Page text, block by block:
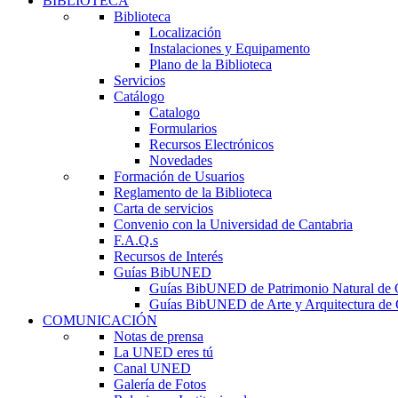
Biblioteca
Localización
Instalaciones y Equipamento
Plano de la Biblioteca
Servicios
Catálogo
Catalogo
Formularios
Recursos Electrónicos
Novedades
Formación de Usuarios
Reglamento de la Biblioteca
Carta de servicios
Convenio con la Universidad de Cantabria
F.A.Q.s
Recursos de Interés
Guías BibUNED
Guías BibUNED de Patrimonio Natural de
Guías BibUNED de Arte y Arquitectura de
COMUNICACIÓN
Notas de prensa
La UNED eres tú
Canal UNED
Galería de Fotos